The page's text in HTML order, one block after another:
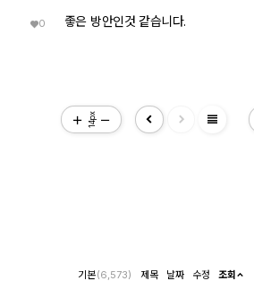
0 좋은 방안인것 같습니다.
14px view_headline
기본(6,573) 제목 날짜 수정 조회